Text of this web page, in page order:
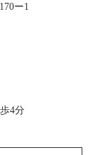
ー1
4分